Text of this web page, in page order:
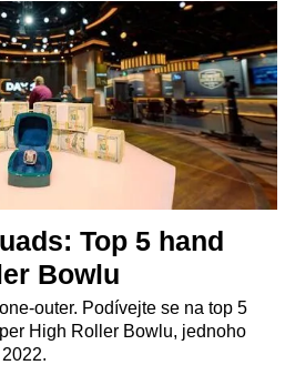
Top 5 hand
Bowlu
outer. Podívejte se na top 5
High Roller Bowlu, jednoho